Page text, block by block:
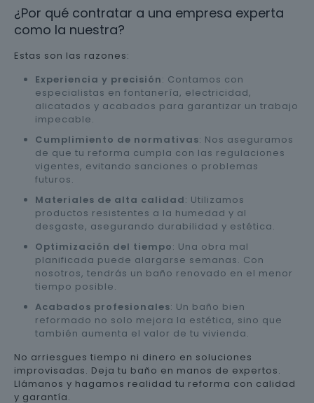
¿Por qué contratar a una empresa experta
como la nuestra?
Estas son las razones:
Experiencia y precisión: Contamos con
especialistas en fontanería, electricidad,
alicatados y acabados para garantizar un trabajo
impecable.
Cumplimiento de normativas: Nos aseguramos
de que tu reforma cumpla con las regulaciones
vigentes, evitando sanciones o problemas
futuros.
Materiales de alta calidad: Utilizamos
productos resistentes a la humedad y al
desgaste, asegurando durabilidad y estética.
Optimización del tiempo: Una obra mal
planificada puede alargarse semanas. Con
nosotros, tendrás un baño renovado en el menor
tiempo posible.
Acabados profesionales: Un baño bien
reformado no solo mejora la estética, sino que
también aumenta el valor de tu vivienda.
No arriesgues tiempo ni dinero en soluciones
improvisadas. Deja tu baño en manos de expertos.
Llámanos y hagamos realidad tu reforma con calidad
y garantía.